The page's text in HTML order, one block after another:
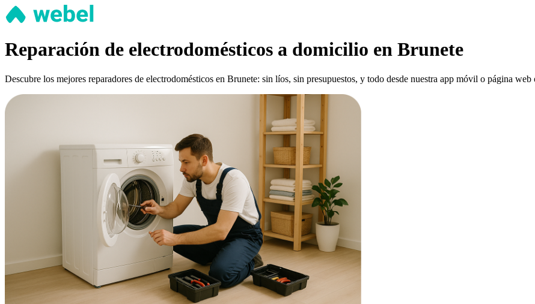
Reparación de electrodomésticos a domicilio en Brunete
Descubre los mejores reparadores de electrodomésticos en Brunete: sin líos, sin presupuestos, y todo desde nuestra app móvil o página web